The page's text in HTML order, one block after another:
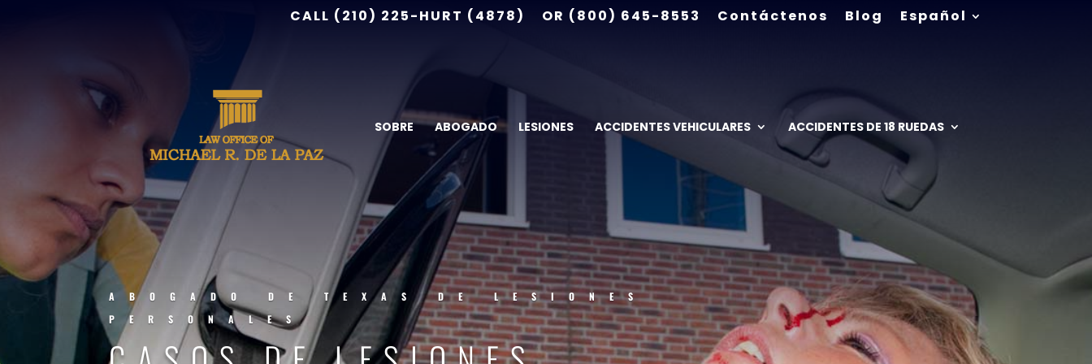
CALL (210) 225-HURT (4878) OR (800) 645-8553 Contáctenos Blog Español
SOBRE ABOGADO LESIONES ACCIDENTES VEHICULARES ACCIDENTES DE 18 RUEDAS
ABOGADO DE TEXAS DE LESIONES
PERSONALES